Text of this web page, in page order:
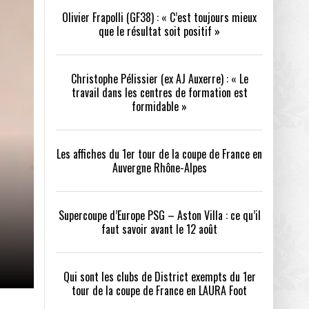
a tenu toutes ses promesses - 04/07/2026
PSG – ASTON VILLA :
QUI SONT LES CLUBS DE DISTRICT EXEMPTS
DU 1ER TOUR DE LA COUPE DE FRANCE EN
LAURA FOOT
Olivier Frapolli (GF38) : « C’est toujours mieux
que le résultat soit positif »
Christophe Pélissier (ex AJ Auxerre) : « Le
travail dans les centres de formation est
formidable »
Les affiches du 1er tour de la coupe de France en
Auvergne Rhône-Alpes
Supercoupe d’Europe PSG – Aston Villa : ce qu’il
faut savoir avant le 12 août
Qui sont les clubs de District exempts du 1er
tour de la coupe de France en LAURA Foot